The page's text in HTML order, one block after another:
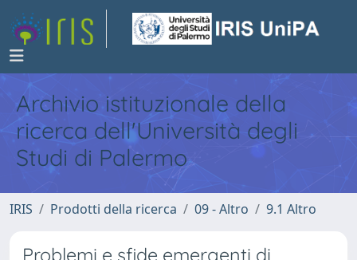
Archivio istituzionale della
ricerca dell'Università degli
Studi di Palermo
IRIS Prodotti della ricerca 09 - Altro 9.1 Altro
Problemi e sfide emergenti di